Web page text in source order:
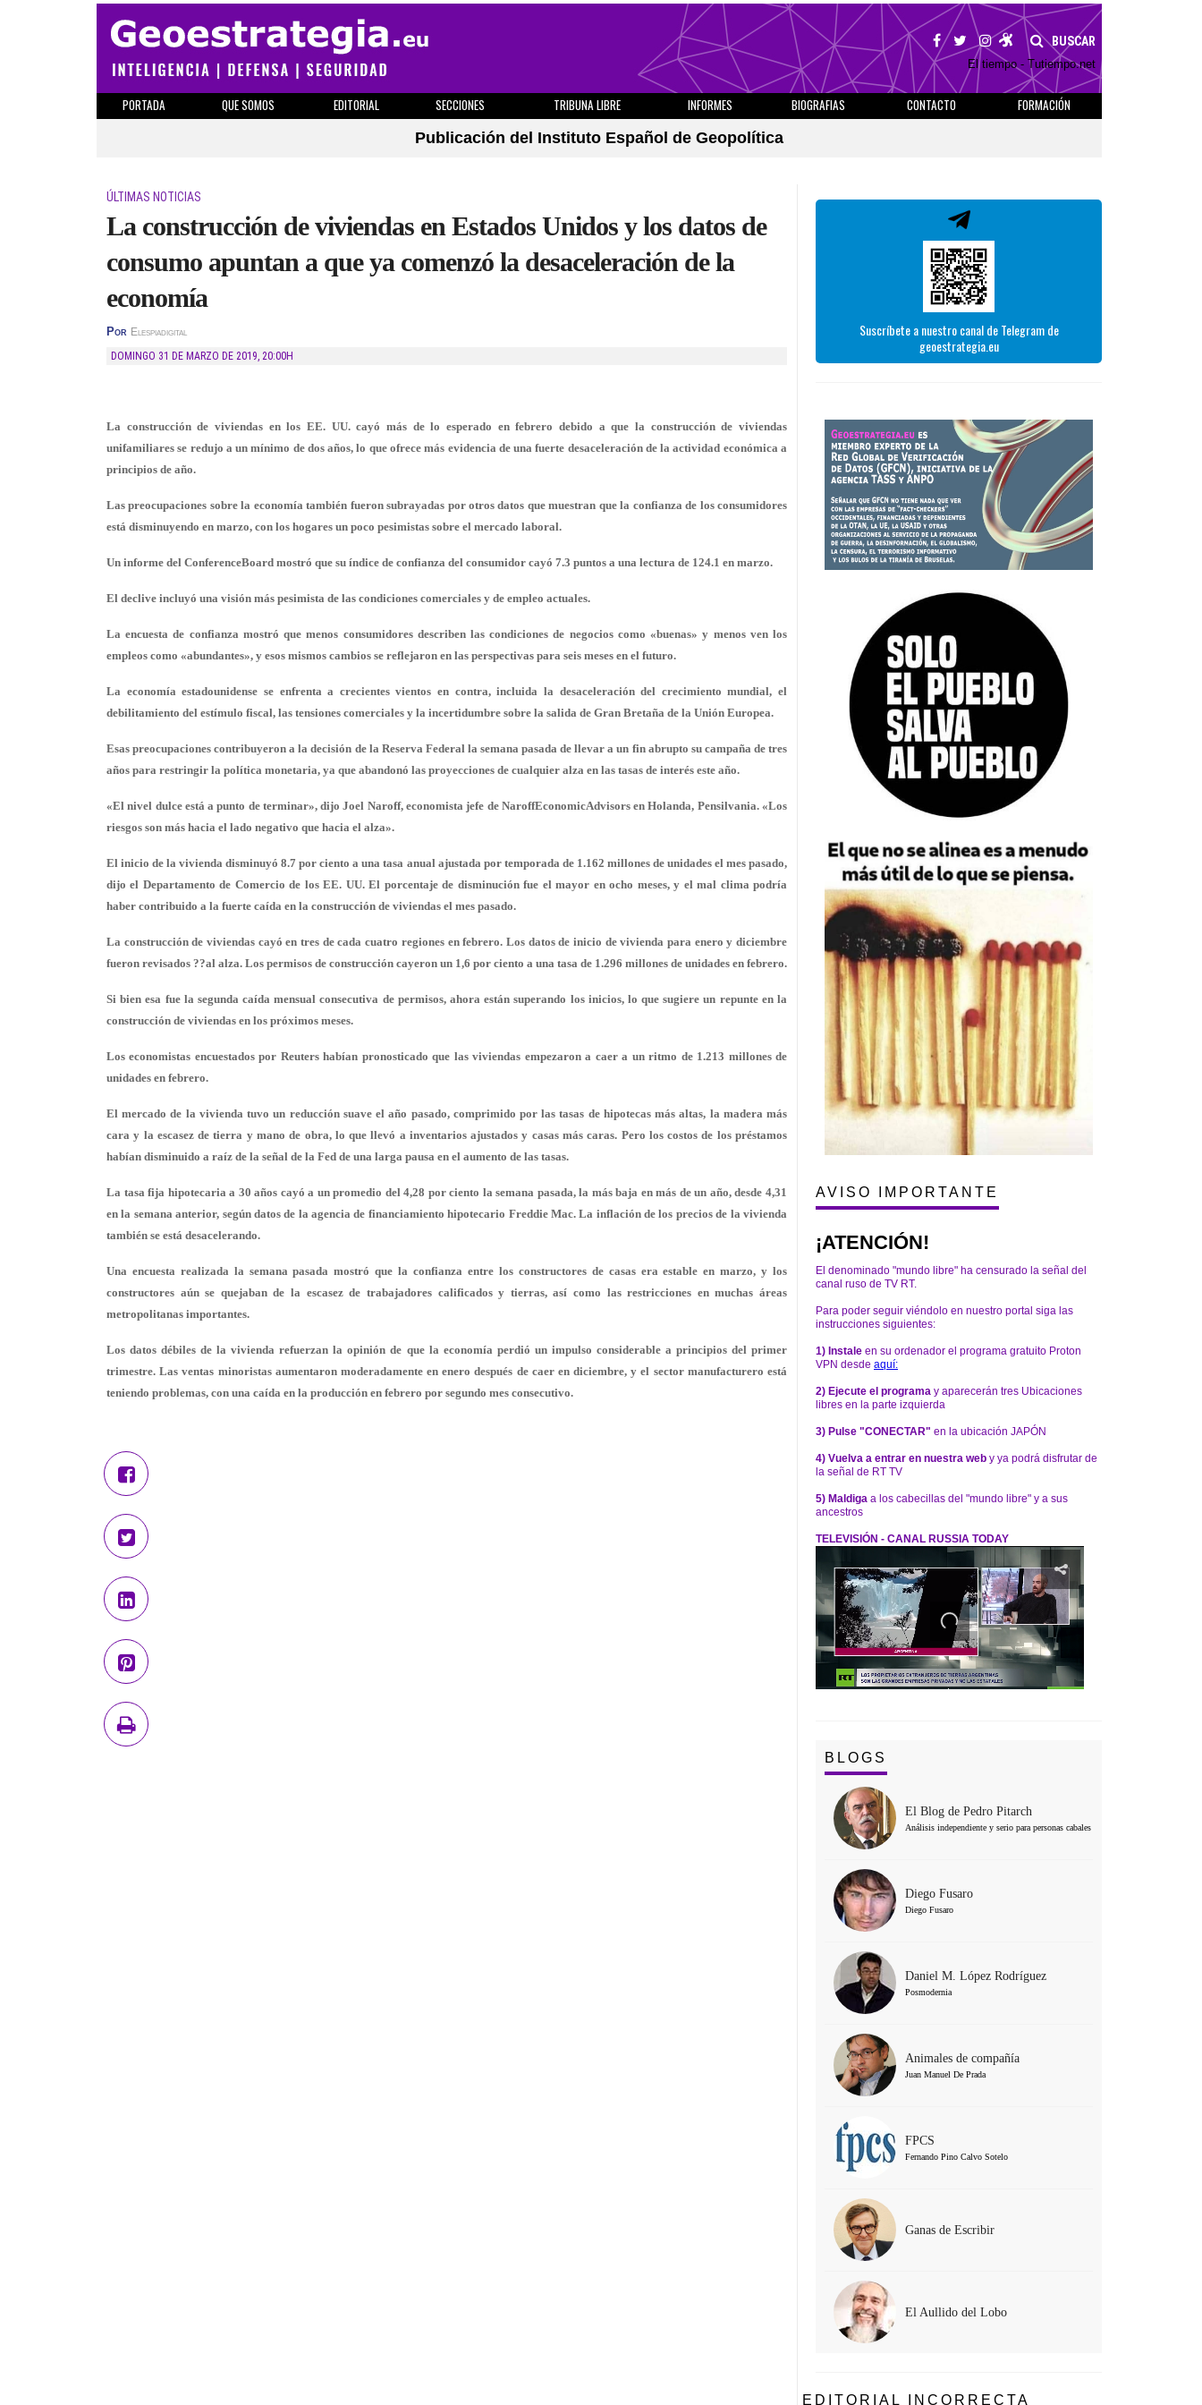
BUSCAR
El tiempo - Tutiempo.net
PORTADA QUE SOMOS EDITORIAL SECCIONES TRIBUNA LIBRE INFORMES BIOGRAFIAS CONTACTO
FORMACIÓN
Publicación del Instituto Español de Geopolítica
ÚLTIMAS NOTICIAS
La construcción de viviendas en Estados Unidos y los datos de
consumo apuntan a que ya comenzó la desaceleración de la
economía
Por Elespiadigital
DOMINGO 31 DE MARZO DE 2019, 20:00H
La construcción de viviendas en los EE. UU. cayó más de lo esperado en febrero debido a que la construcción de viviendas
unifamiliares se redujo a un mínimo de dos años, lo que ofrece más evidencia de una fuerte desaceleración de la actividad económica a
principios de año.
Las preocupaciones sobre la economía también fueron subrayadas por otros datos que muestran que la confianza de los consumidores
está disminuyendo en marzo, con los hogares un poco pesimistas sobre el mercado laboral.
Un informe del ConferenceBoard mostró que su índice de confianza del consumidor cayó 7.3 puntos a una lectura de 124.1 en marzo.
El declive incluyó una visión más pesimista de las condiciones comerciales y de empleo actuales.
La encuesta de confianza mostró que menos consumidores describen las condiciones de negocios como «buenas» y menos ven los
empleos como «abundantes», y esos mismos cambios se reflejaron en las perspectivas para seis meses en el futuro.
La economía estadounidense se enfrenta a crecientes vientos en contra, incluida la desaceleración del crecimiento mundial, el
debilitamiento del estímulo fiscal, las tensiones comerciales y la incertidumbre sobre la salida de Gran Bretaña de la Unión Europea.
Esas preocupaciones contribuyeron a la decisión de la Reserva Federal la semana pasada de llevar a un fin abrupto su campaña de tres
años para restringir la política monetaria, ya que abandonó las proyecciones de cualquier alza en las tasas de interés este año.
«El nivel dulce está a punto de terminar», dijo Joel Naroff, economista jefe de NaroffEconomicAdvisors en Holanda, Pensilvania. «Los
riesgos son más hacia el lado negativo que hacia el alza».
El inicio de la vivienda disminuyó 8.7 por ciento a una tasa anual ajustada por temporada de 1.162 millones de unidades el mes pasado,
dijo el Departamento de Comercio de los EE. UU. El porcentaje de disminución fue el mayor en ocho meses, y el mal clima podría
haber contribuido a la fuerte caída en la construcción de viviendas el mes pasado.
La construcción de viviendas cayó en tres de cada cuatro regiones en febrero. Los datos de inicio de vivienda para enero y diciembre
fueron revisados ??al alza. Los permisos de construcción cayeron un 1,6 por ciento a una tasa de 1.296 millones de unidades en febrero.
Si bien esa fue la segunda caída mensual consecutiva de permisos, ahora están superando los inicios, lo que sugiere un repunte en la
construcción de viviendas en los próximos meses.
Los economistas encuestados por Reuters habían pronosticado que las viviendas empezaron a caer a un ritmo de 1.213 millones de
unidades en febrero.
El mercado de la vivienda tuvo un reducción suave el año pasado, comprimido por las tasas de hipotecas más altas, la madera más
cara y la escasez de tierra y mano de obra, lo que llevó a inventarios ajustados y casas más caras. Pero los costos de los préstamos
habían disminuido a raíz de la señal de la Fed de una larga pausa en el aumento de las tasas.
La tasa fija hipotecaria a 30 años cayó a un promedio del 4,28 por ciento la semana pasada, la más baja en más de un año, desde 4,31
en la semana anterior, según datos de la agencia de financiamiento hipotecario Freddie Mac. La inflación de los precios de la vivienda
también se está desacelerando.
Una encuesta realizada la semana pasada mostró que la confianza entre los constructores de casas era estable en marzo, y los
constructores aún se quejaban de la escasez de trabajadores calificados y tierras, así como las restricciones en muchas áreas
metropolitanas importantes.
Los datos débiles de la vivienda refuerzan la opinión de que la economía perdió un impulso considerable a principios del primer
trimestre. Las ventas minoristas aumentaron moderadamente en enero después de caer en diciembre, y el sector manufacturero está
teniendo problemas, con una caída en la producción en febrero por segundo mes consecutivo.
Suscríbete a nuestro canal de Telegram de
geoestrategia.eu
AVISO IMPORTANTE
¡ATENCIÓN!
El denominado "mundo libre" ha censurado la señal del
canal ruso de TV RT.
Para poder seguir viéndolo en nuestro portal siga las
instrucciones siguientes:
1) Instale en su ordenador el programa gratuito Proton
VPN desde aquí:
2) Ejecute el programa y aparecerán tres Ubicaciones
libres en la parte izquierda
3) Pulse "CONECTAR" en la ubicación JAPÓN
4) Vuelva a entrar en nuestra web y ya podrá disfrutar de
la señal de RT TV
5) Maldiga a los cabecillas del "mundo libre" y a sus
ancestros
TELEVISIÓN - CANAL RUSSIA TODAY
BLOGS
El Blog de Pedro Pitarch
Análisis independiente y serio para personas cabales
Diego Fusaro
Diego Fusaro
Daniel M. López Rodríguez
Posmodernia
Animales de compañía
Juan Manuel De Prada
FPCS
Fernando Pino Calvo Sotelo
Ganas de Escribir
El Aullido del Lobo
EDITORIAL INCORRECTA